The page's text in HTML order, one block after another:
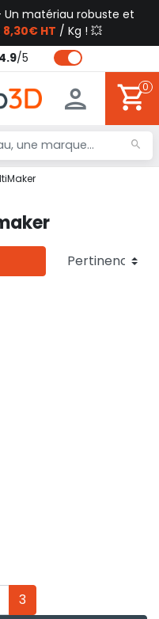
Un matériau robuste et
8,30€ HT / Kg ! 💥
4.9/5
0
3